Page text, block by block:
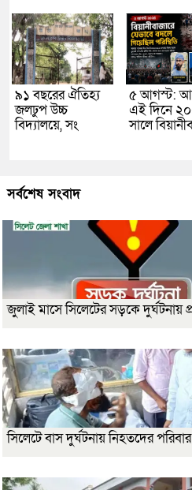
৯১ বছরের ঐতিহ্য
জলঢুপ উচ্চ
বিদ্যালয়ে, সং
৫ আগস্ট:
এই দিনে
সালে
সর্বশেষ সংবাদ
জুলাই মাসে সিলেটের সড়কে দুর্ঘটনায়
সিলেটে বাস দুর্ঘটনায় নিহতদের